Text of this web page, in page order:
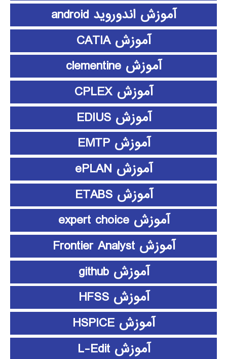
آموزش اندوروید android
آموزش CATIA
آموزش clementine
آموزش CPLEX
آموزش EDIUS
آموزش EMTP
آموزش ePLAN
آموزش ETABS
آموزش expert choice
آموزش Frontier Analyst
آموزش github
آموزش HFSS
آموزش HSPICE
آموزش L-Edit